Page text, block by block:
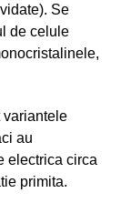
Se
de celule
variantele
au
electrica circa
primita.